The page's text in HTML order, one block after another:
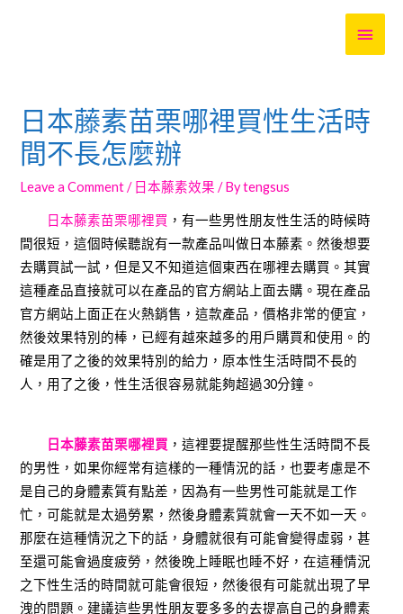
日本藤素苗栗哪裡買性生活時
間不長怎麼辦
Leave a Comment / 日本藤素效果 / Bytengsus
日本藤素苗栗哪裡買 ，有一些男性朋友性生活的時候時
間很短，這個時候聽說有一款產品叫做日本藤素。然後想要
去購買試一試，但是又不知道這個東西在哪裡去購買。其實
這種產品直接就可以在產品的官方網站上面去購。現在產品
官方網站上面正在火熱銷售，這款產品，價格非常的便宜，
然後效果特別的棒，已經有越來越多的用戶購買和使用。的
確是用了之後的效果特別的給力，原本性生活時間不長的
人，用了之後，性生活很容易就能夠超過30分鐘。
日本藤素苗栗哪裡買 ，這裡要提醒那些性生活時間不長
的男性，如果你經常有這樣的一種情況的話，也要考慮是不
是自己的身體素質有點差，因為有一些男性可能就是工作
忙，可能就是太過勞累，然後身體素質就會一天不如一天。
那麼在這種情況之下的話，身體就很有可能會變得虛弱，甚
至還可能會過度疲勞，然後晚上睡眠也睡不好，在這種情況
之下性生活的時間就可能會很短，然後很有可能就出現了早
洩的問題。建議這些男性朋友要多多的去提高自己的身體素